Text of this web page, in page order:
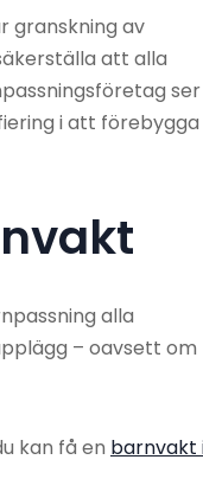
granskning av
att alla
ser
i att förebygga
alla
– oavsett om
kan få en barnvakt